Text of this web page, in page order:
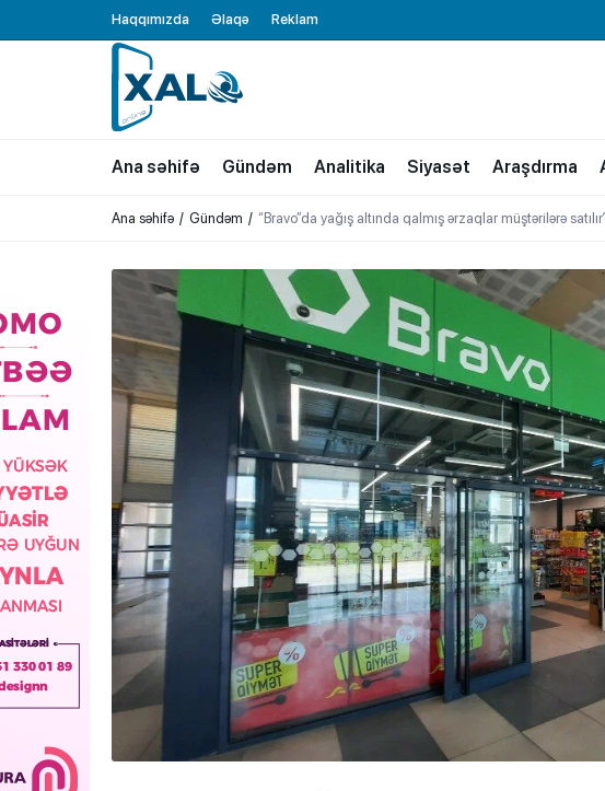
Haqqımızda Əlaqə Reklam
XALQ.ONLINE
ONLAYN PLATFORMA
Ana səhifə Gündəm Analitika Siyasət Araşdırma
Ana səhifə Gündəm “Bravo”da yağış altında qalmış ərzaqlar müştərilərə